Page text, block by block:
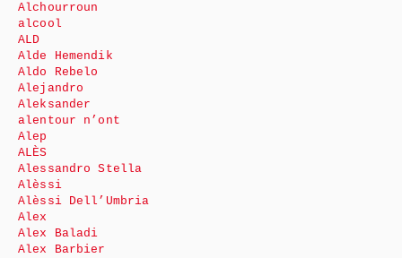
Alchourroun
alcool
ALD
Alde Hemendik
Aldo Rebelo
Alejandro
Aleksander
alentour n’ont
Alep
ALÈS
Alessandro Stella
Alèssi
Alèssi Dell’Umbria
Alex
Alex Baladi
Alex Barbier